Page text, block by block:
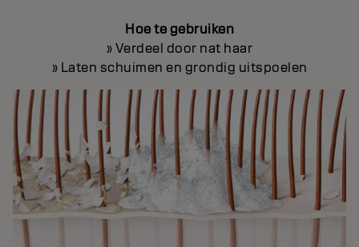
Hoe te gebruiken
» Verdeel door nat haar
» Laten schuimen en grondig uitspoelen